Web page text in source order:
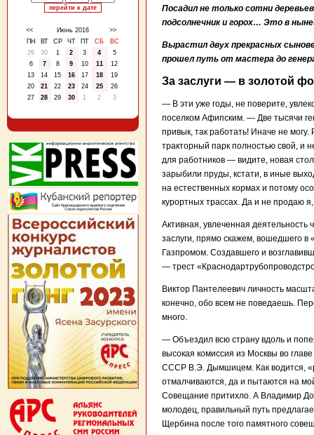
<< Июнь 2016
>>
ПН
ВТ СР ЧТ ПТ СБ
ВС
29
30 1 2 3 4
5
6
7 8 9 10 11
12
13
14 15 16 17 18
19
20
21 22 23 24 25
26
27
28 29 30 1 2 3
Посадил не только сотни
подсолнечник и горох… Это в
Вырастил двух прекрасных
прошел путь от мастера до
За заслуги — в золотой
— В эти уже годы, не поверите,
поселком Афипским. — Две тысячи
привык, так работать! Иначе не
тракторный парк полностью свой, и
для работников — видите, новая
зарыбили пруды, кстати, в иные
на естественных кормах и потому
курортных трассах. Да и не продаю
Активная, увлеченная деятельность
заслуги, прямо скажем, вошедшего
Газпромом. Создавшего и
— трест
Виктор Пантелеевич личность
конечно, обо всем не поведаешь.
много.
— Объездил всю страну вдоль и
высокая комиссия из Москвы во
СССР В.Э. Дымшицем. Как водится,
отмалчиваются, да и пытаются на
Совещание притихло. А Владимир
молодец, правильный путь
Щербина после того памятного